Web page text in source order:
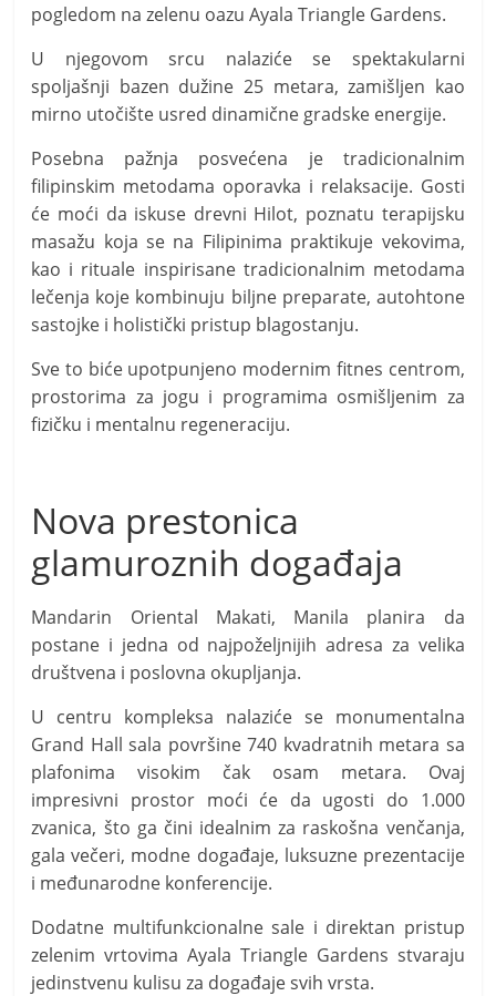
pogledom na zelenu oazu Ayala Triangle Gardens.
U njegovom srcu nalaziće se spektakularni
spoljašnji bazen dužine 25 metara, zamišljen kao
mirno utočište usred dinamične gradske energije.
Posebna pažnja posvećena je tradicionalnim
filipinskim metodama oporavka i relaksacije. Gosti
će moći da iskuse drevni Hilot, poznatu terapijsku
masažu koja se na Filipinima praktikuje vekovima,
kao i rituale inspirisane tradicionalnim metodama
lečenja koje kombinuju biljne preparate, autohtone
sastojke i holistički pristup blagostanju.
Sve to biće upotpunjeno modernim fitnes centrom,
prostorima za jogu i programima osmišljenim za
fizičku i mentalnu regeneraciju.
Nova prestonica
glamuroznih događaja
Mandarin Oriental Makati, Manila planira da
postane i jedna od najpoželjnijih adresa za velika
društvena i poslovna okupljanja.
U centru kompleksa nalaziće se monumentalna
Grand Hall sala površine 740 kvadratnih metara sa
plafonima visokim čak osam metara. Ovaj
impresivni prostor moći će da ugosti do 1.000
zvanica, što ga čini idealnim za raskošna venčanja,
gala večeri, modne događaje, luksuzne prezentacije
i međunarodne konferencije.
Dodatne multifunkcionalne sale i direktan pristup
zelenim vrtovima Ayala Triangle Gardens stvaraju
jedinstvenu kulisu za događaje svih vrsta.